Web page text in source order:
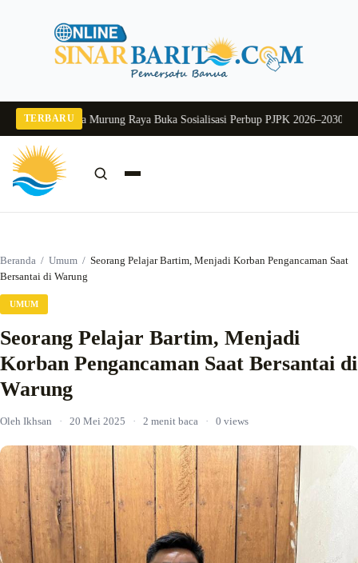
TERBARU
Pj Sekda Murung Raya Buka Sosialisasi Perbup PJPK 2026–2030
Beranda / Umum / Seorang Pelajar Bartim, Menjadi Korban Pengancaman Saat
Bersantai di Warung
UMUM
Seorang Pelajar Bartim, Menjadi
Korban Pengancaman Saat Bersantai di
Warung
Oleh Ikhsan · 20 Mei 2025 · 2 menit baca · 0 views